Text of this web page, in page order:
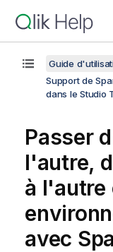
Guide
Support de
dans le Studio
Passer
l'autre,
à l'autre
avec